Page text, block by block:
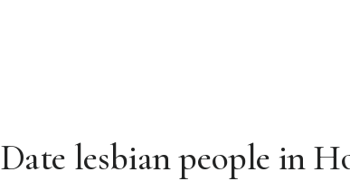
Date lesbian people in